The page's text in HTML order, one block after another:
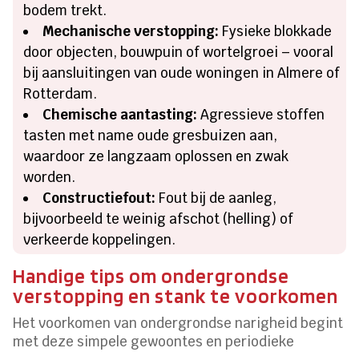
bodem trekt.
Mechanische verstopping: Fysieke blokkade
door objecten, bouwpuin of wortelgroei – vooral
bij aansluitingen van oude woningen in Almere of
Rotterdam.
Chemische aantasting: Agressieve stoffen
tasten met name oude gresbuizen aan,
waardoor ze langzaam oplossen en zwak
worden.
Constructiefout: Fout bij de aanleg,
bijvoorbeeld te weinig afschot (helling) of
verkeerde koppelingen.
Handige tips om ondergrondse
verstopping en stank te voorkomen
Het voorkomen van ondergrondse narigheid begint
met deze simpele gewoontes en periodieke